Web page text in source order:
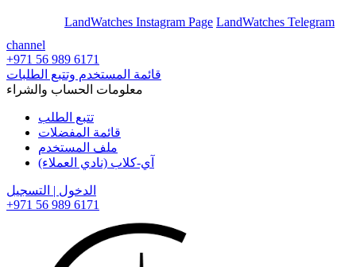
LandWatches Instagram Page LandWatches Telegram
channel
+971 56 989 6171
قائمة المستخدم وتتبع الطلبات
معلومات الحساب والشراء
تتبع الطلب
قائمة المفضلات
ملف المستخدم
آي-كلاب (نادي العملاء)
الدخول | التسجيل
+971 56 989 6171